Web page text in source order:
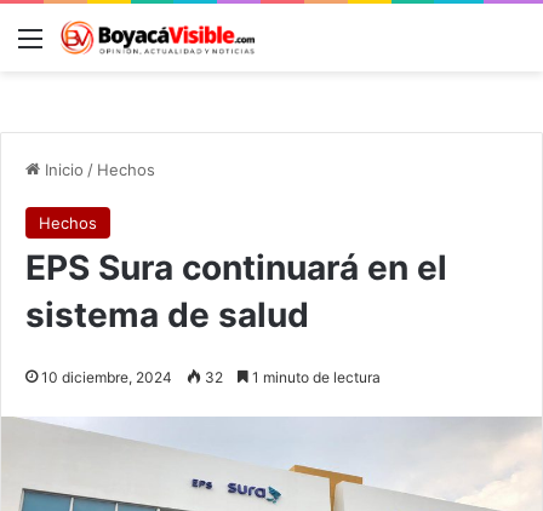
Menú
Inicio / Hechos
Hechos
EPS Sura continuará en el
sistema de salud
10 diciembre, 2024 32 1 minuto de lectura